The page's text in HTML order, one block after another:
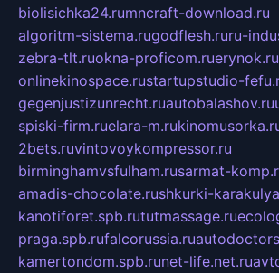
biolisichka24.rumncraft-download.ru
algoritm-sistema.rugodflesh.ruru-
zebra-tlt.ruokna-proficom.ruerynok.ru
onlinekinospace.rustartupstudio-
gegenjustizunrecht.ruautobalashov.ru
spiski-firm.ruelara-m.ru
2bets.ruvintovoykompressor.ru
birminghamvsfulham.rusarmat-
amadis-chocolate.rushkurki-
kanotiforet.spb.rututmassage.ru
praga.spb.rufalcorussia.ru
kamertondom.spb.runet-life.net.ru